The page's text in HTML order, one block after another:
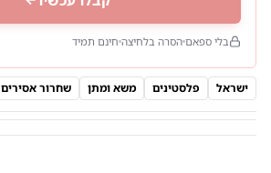
בלי ספאם הסרה בלחיצה חינם תמיד
ישראל פלסטינים משא ומתן שחרור אסירים